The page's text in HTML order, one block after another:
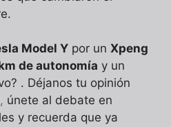
Model Y por un Xpeng
de autonomía y un
. Déjanos tu opinión
, únete al debate en
y recuerda que ya